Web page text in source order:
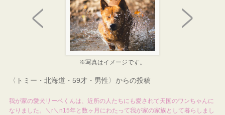
※写真はイメージです。
〈トミー・北海道・59才・男性〉からの投稿
我が家の愛犬リーベくんは、近所の人たちにも愛されて天国のワンちゃんに
なりました。＼r＼n15年と数ヶ月にわたって我が家の家族として暮らしまし